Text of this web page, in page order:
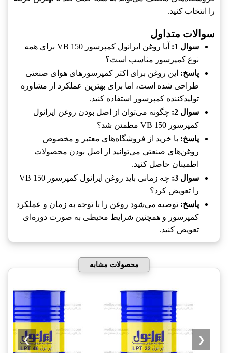
را انتخاب کنید.
سوالات متداول
سوال 1:
آیا روغن ایرانول کمپرسور VB 150 برای همه
نوع کمپرسور مناسب است؟
پاسخ: این روغن برای اکثر کمپرسورهای هوای صنعتی
طراحی شده است، اما برای بهترین عملکرد از مشاوره
تولیدکننده کمپرسور استفاده کنید.
سوال 2:
چگونه می‌توان از اصل بودن روغن ایرانول
کمپرسور VB 150 مطمئن شد؟
پاسخ: با خرید از فروشگاه‌های معتبر و مخصوص
روغن‌های صنعتی می‌توانید از اصل بودن محصولات
اطمینان حاصل کنید.
سوال 3:
چه زمانی باید روغن ایرانول کمپرسور VB 150
را تعویض کرد؟
پاسخ: توصیه می‌شود روغن را با توجه به زمان و عملکرد
کمپرسور و همچنین شرایط محیطی به صورت دوره‌ای
تعویض کنید.
محصولات مشابه
❮
❯